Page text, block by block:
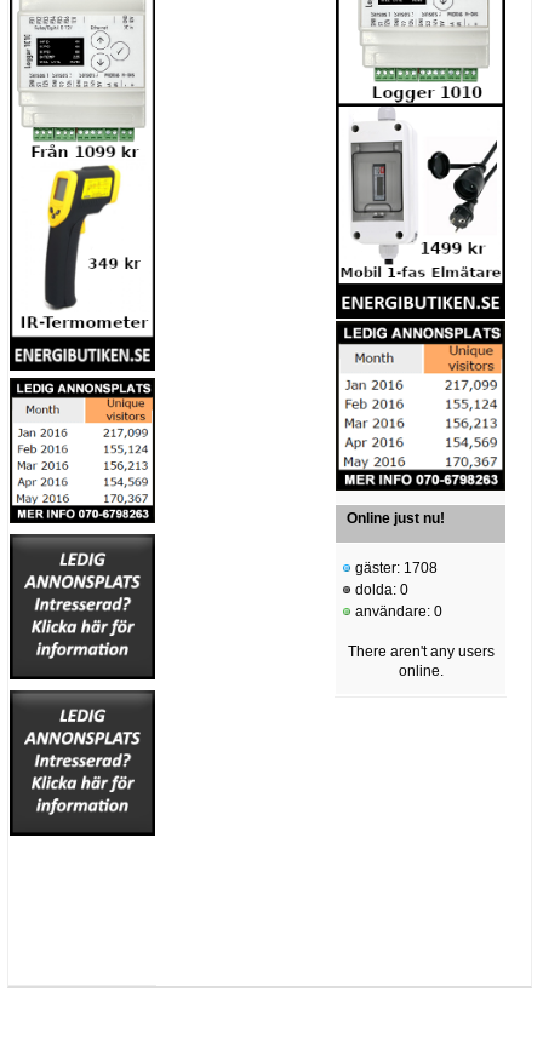
Online just nu!
gäster: 1708
dolda: 0
användare: 0
There aren't any users
online.